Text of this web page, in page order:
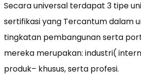
Secara universal terdapat 3 tipe
sertifikasi yang Tercantum dalam
tingkatan pembangunan serta
mereka merupakan: industri(
produk– khusus, serta profesi.